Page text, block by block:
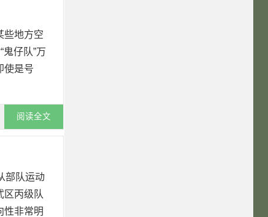
些地方空
仔队”万
使是号
阅读全文
部队运动
区丙级队
性非常明